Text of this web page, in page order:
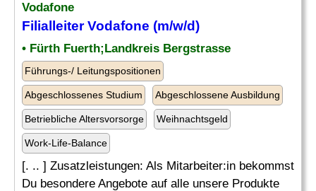
Vodafone
Filialleiter Vodafone (m/w/d)
• Fürth Fuerth;Landkreis Bergstrasse
Führungs-/ Leitungspositionen
Abgeschlossenes Studium Abgeschlossene Ausbildung
Betriebliche Altersvorsorge Weihnachtsgeld
Work-Life-Balance
[. .. ] Zusatzleistungen: Als Mitarbeiter:in bekommst
Du besondere Angebote auf alle unsere Produkte